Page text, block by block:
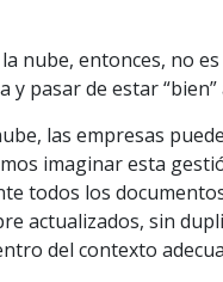
nube, entonces, no
y pasar de estar “bien”
las empresas
imaginar esta
todos los
actualizados, sin
del contexto